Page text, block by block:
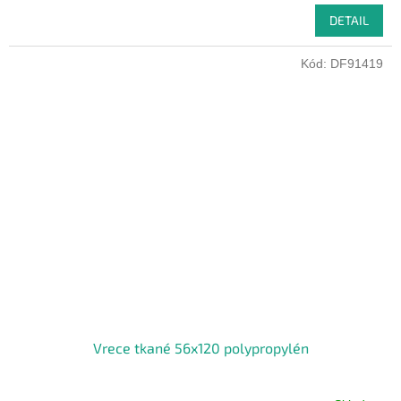
DETAIL
Vrece tkané 56x120 polypropylén
Kód: DF91419